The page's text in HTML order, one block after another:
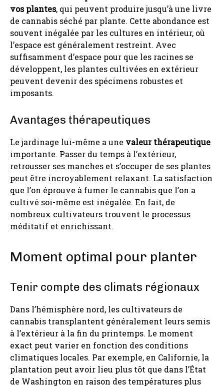
vos plantes, qui peuvent produire jusqu’à une livre
de cannabis séché par plante. Cette abondance est
souvent inégalée par les cultures en intérieur, où
l’espace est généralement restreint. Avec
suffisamment d’espace pour que les racines se
développent, les plantes cultivées en extérieur
peuvent devenir des spécimens robustes et
imposants.
Avantages thérapeutiques
Le jardinage lui-même a une valeur thérapeutique
importante. Passer du temps à l’extérieur,
retrousser ses manches et s’occuper de ses plantes
peut être incroyablement relaxant. La satisfaction
que l’on éprouve à fumer le cannabis que l’on a
cultivé soi-même est inégalée. En fait, de
nombreux cultivateurs trouvent le processus
méditatif et enrichissant.
Moment optimal pour planter
Tenir compte des climats régionaux
Dans l’hémisphère nord, les cultivateurs de
cannabis transplantent généralement leurs semis
à l’extérieur à la fin du printemps. Le moment
exact peut varier en fonction des conditions
climatiques locales. Par exemple, en Californie, la
plantation peut avoir lieu plus tôt que dans l’État
de Washington en raison des températures plus